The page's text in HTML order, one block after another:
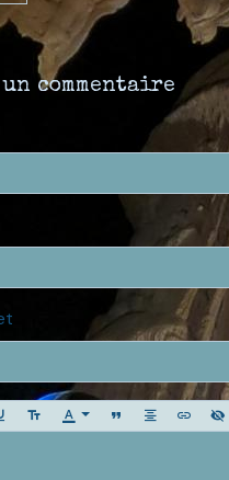
commentaire